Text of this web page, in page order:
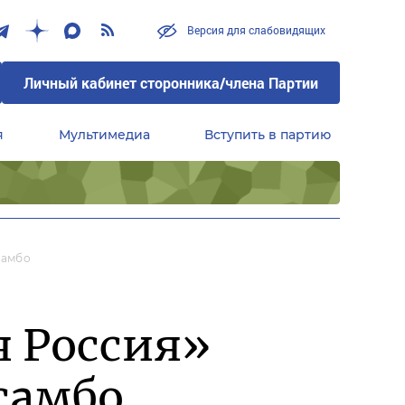
Версия для слабовидящих
Личный кабинет сторонника/члена Партии
Мультимедиа Вступить в партию
Россия»